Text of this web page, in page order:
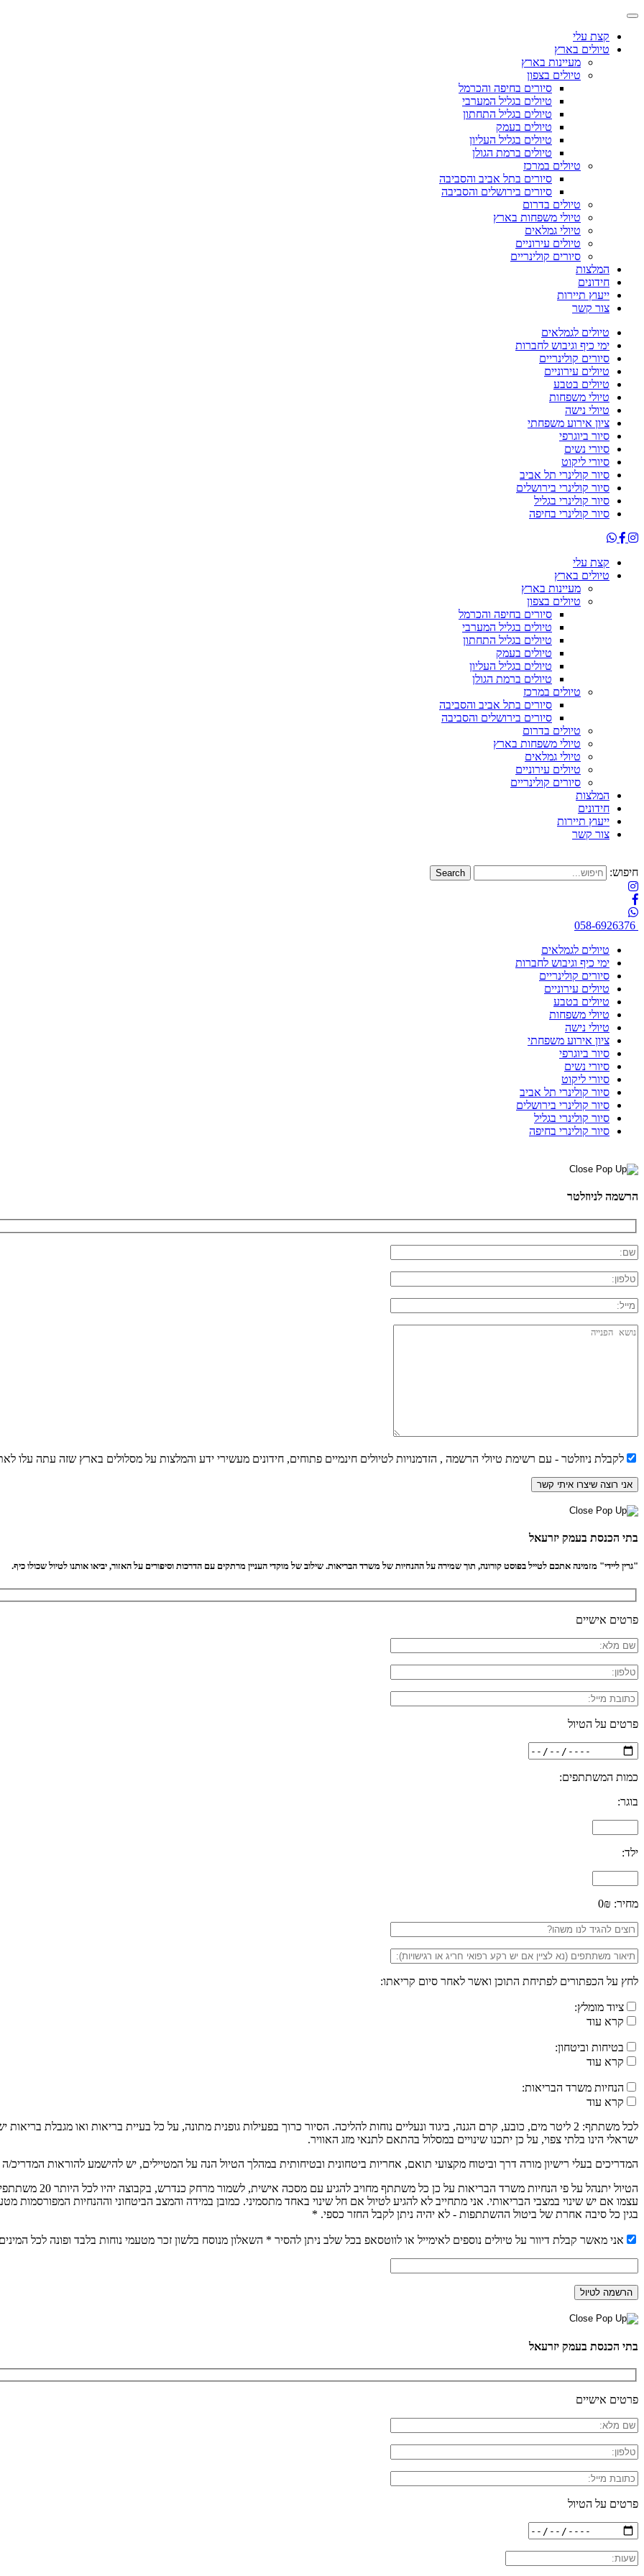
קצת עלי
טיולים בארץ
מעיינות בארץ
טיולים בצפון
סיורים בחיפה והכרמל
טיולים בגליל המערבי
טיולים בגליל התחתון
טיולים בעמק
טיולים בגליל העליון
טיולים ברמת הגולן
טיולים במרכז
סיורים בתל אביב והסביבה
סיורים בירושלים והסביבה
טיולים בדרום
טיולי משפחות בארץ
טיולי גמלאים
טיולים עירוניים
סיורים קולינריים
המלצות
חידונים
ייעוץ תיירות
צור קשר
טיולים לגמלאים
ימי כיף וגיבוש לחברות
סיורים קולינריים
טיולים עירוניים
טיולים בטבע
טיולי משפחות
טיולי נישה
ציון אירוע משפחתי
סיור ביוגרפי
סיורי נשים
סיורי ליקוט
סיור קולינרי תל אביב
סיור קולינרי בירושלים
סיור קולינרי בגליל
סיור קולינרי בחיפה
קצת עלי
טיולים בארץ
מעיינות בארץ
טיולים בצפון
סיורים בחיפה והכרמל
טיולים בגליל המערבי
טיולים בגליל התחתון
טיולים בעמק
טיולים בגליל העליון
טיולים ברמת הגולן
טיולים במרכז
סיורים בתל אביב והסביבה
סיורים בירושלים והסביבה
טיולים בדרום
טיולי משפחות בארץ
טיולי גמלאים
טיולים עירוניים
סיורים קולינריים
המלצות
חידונים
ייעוץ תיירות
צור קשר
חיפוש:
058-6926376
טיולים לגמלאים
ימי כיף וגיבוש לחברות
סיורים קולינריים
טיולים עירוניים
טיולים בטבע
טיולי משפחות
טיולי נישה
ציון אירוע משפחתי
סיור ביוגרפי
סיורי נשים
סיורי ליקוט
סיור קולינרי תל אביב
סיור קולינרי בירושלים
סיור קולינרי בגליל
סיור קולינרי בחיפה
הרשמה לניוזלטר
לקבלת ניוזלטר - עם רשימת טיולי הרשמה , הזדמנויות לטיולים חינמיים פתוחים, חידונים מעשירי ידע והמלצות על מסלולים בארץ שזה עתה עלו
בתי הכנסת בעמק יזרעאל
"גרין ליידי" מזמינה אתכם לטייל בפוסט קורונה, תוך שמירה על ההנחיות של משרד הבריאות. שילוב של מוקדי העניין מרתקים עם הדרכות וסיפורים על האזור, יביאו אותנו לטיול שכולו כיף.
פרטים אישיים
פרטים על הטיול
כמות המשתתפים:
בוגר:
ילד:
מחיר: 0₪
לחץ על הכפתורים לפתיחת התוכן ואשר לאחר סיום קריאתו:
ציוד מומלץ:
קרא עוד
בטיחות וביטחון:
קרא עוד
הנחיות משרד הבריאות:
קרא עוד
לכל משתתף: 2 ליטר מים, כובע, קרם הגנה, ביגוד ונעליים נוחות להליכה. הסיור כרוך בפעילות גופנית מתונה, על כל בעיית בריאות ואו
ישראלי הינו בלתי צפוי, על כן יתכנו שינויים במסלול בהתאם לתנאי מזג האוויר.
המדריכים בעלי רישיון מורה דרך וביטוח מקצועי תואם, אחריות ביטחונית ובטיחותית במהלך הטיול הנה על המטיילים, יש להישמע להוראות המדריכ/ה
הטיול יתנהל על פי
עצמו אם יש שינוי במצבי הבריאותי. אני מתחייב לא להגיע לטיול אם חל שינוי באחד מתסמיני. כמובן במידה והמצב הביטחוני וההנחיות המפורסמות
בגין כל סיבה אחרת של ביטול ההשתתפות - לא יהיה ניתן לקבל החזר כספי. *
אני מאשר קבלת דיוור על טיולים נוספים לאימייל או לווטסאפ בכל שלב ניתן להסיר * השאלון מנוסח בלשון זכר מטעמי נוחות בלבד ופונה לכל
בתי הכנסת בעמק יזרעאל
פרטים אישיים
פרטים על הטיול